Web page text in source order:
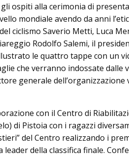
ospiti alla cerimonia di
mondiale avendo da anni
ciclismo Saverio Metti, Luca
Rodolfo Salemi, il
le quattro tappe con un
che verranno indossate dalle
generale dell’organizzazione
con il Centro di
di Pistoia con i ragazzi
del Centro realizzando i
della classifica finale.